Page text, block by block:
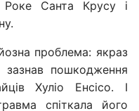
Роке Санта Крусу і
проблема: якраз
зазнав пошкодження
Хуліо Енсісо. І
спіткала його